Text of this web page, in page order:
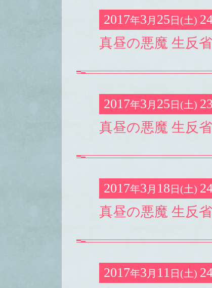
2017年3 月 25 日(土)
真昼の悪魔 生反
2017年3 月 25 日(土)
真昼の悪魔 生反
2017年3 月 18 日(土)
真昼の悪魔 生反
2017年3 月 11 日(土)